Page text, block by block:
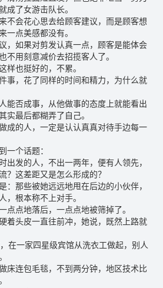
成了女游击队长。
会花心思去给顾客建议，而是顾客想
一点美感都没有。
如果对剪发认真一点，顾客是能体会
不用刻意减价去招揽客人了。
也挺好的，不累。
，花了同样的时间和精力，为什么就
否成事，从他做事的态度上就能看出
实最后都糊弄了自己。
的人，一定是认认真真对待手边每一
个话题：
发的人，不出一两年，便有人领先，
？这差距又是怎么形成的？
那些被她远远地甩在后边的小伙伴，
，根本称不上对手。
点地落后，一点点地被筛掉了。
头皮一直往前冲，她说，既然上路就
一家四星级宾馆从洗衣工做起，别人
连包毛毯，不到两分钟，地区技术比